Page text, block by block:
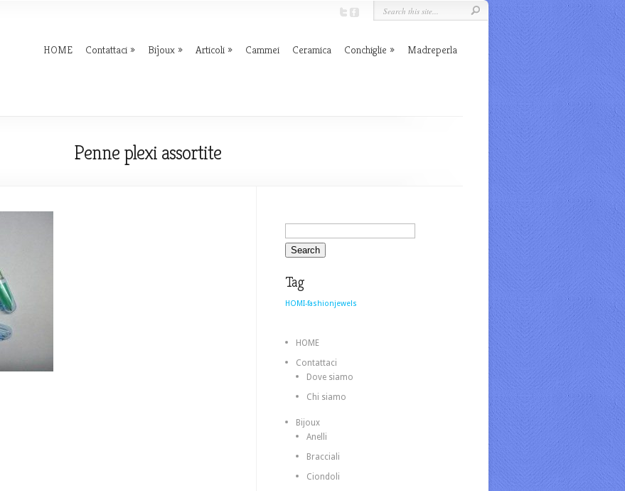
HOME Contattaci Bijoux Articoli Cammei Ceramica Conchiglie Madreperla
Penne plexi assortite
Tag
HOMI-fashionjewels
HOME
Contattaci
Dove siamo
Chi siamo
Bijoux
Anelli
Bracciali
Ciondoli